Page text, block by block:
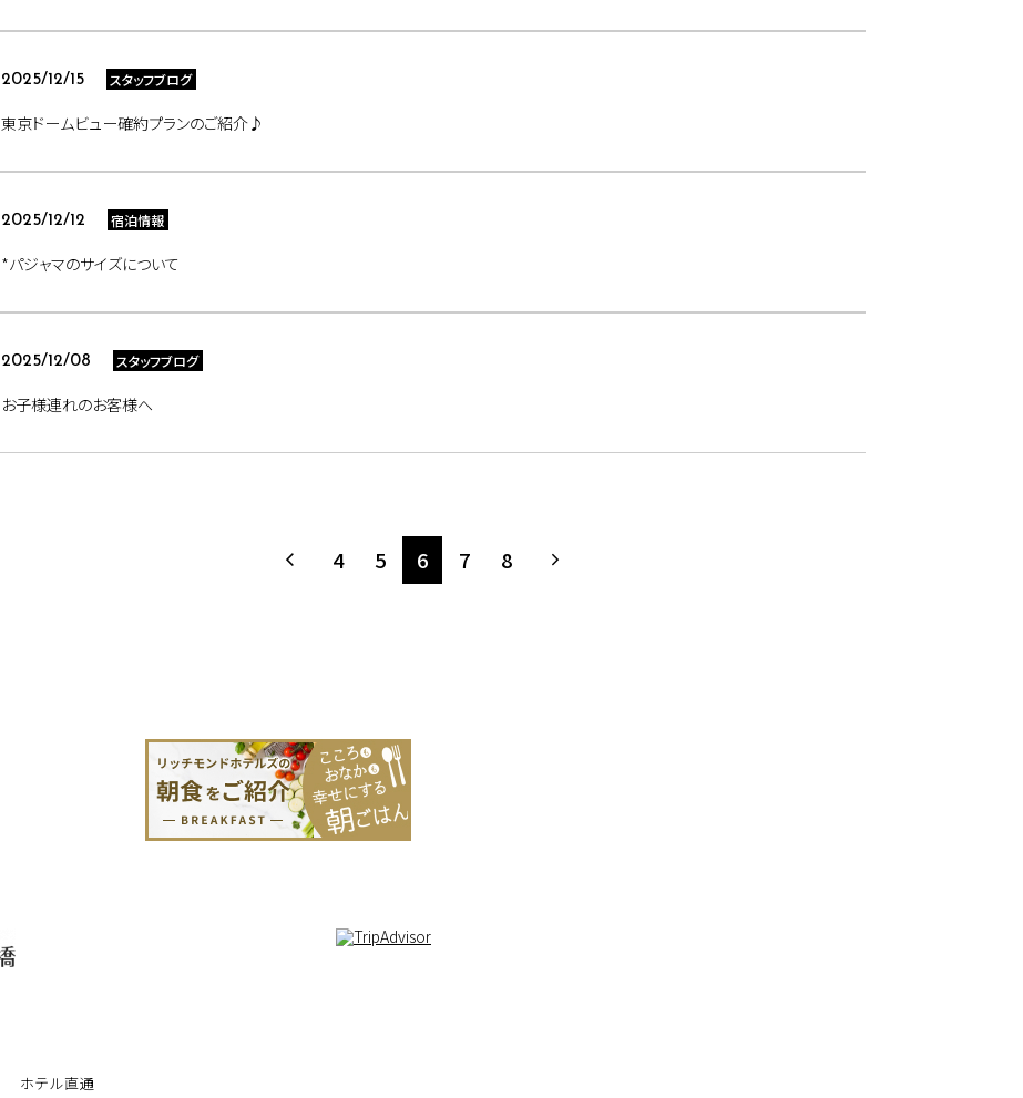
2025/12/15 スタッフブログ
東京ドームビュー確約プランのご紹介♪
2025/12/12 宿泊情報
*パジャマのサイズについて
2025/12/08 スタッフブログ
お子様連れのお客様へ
4 5 6 7 8
ホテル直通